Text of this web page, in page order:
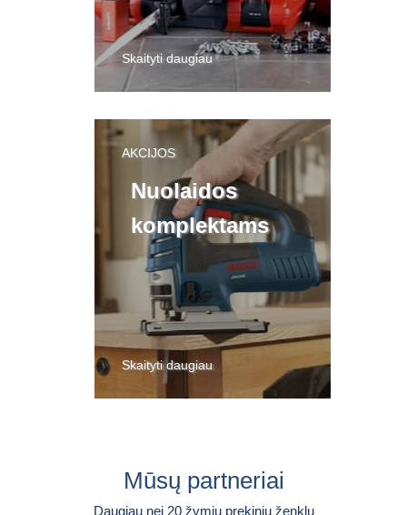
Skaityti daugiau
AKCIJOS
Nuolaidos
komplektams
Skaityti daugiau
Mūsų partneriai
Daugiau nei 20 žymių prekinių ženklų